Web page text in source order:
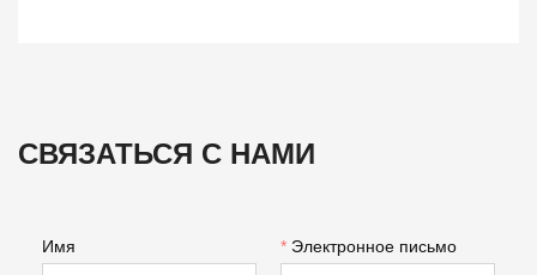
СВЯЗАТЬСЯ С НАМИ
Имя * Электронное письмо